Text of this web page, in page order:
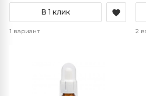
В 1 клик
1 вариант 2